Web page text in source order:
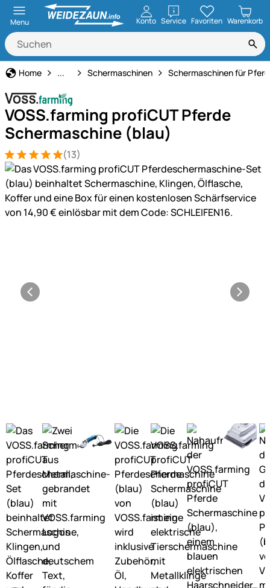
Menu Konto ServiceöffnenFavoriten Warenkorb
Home Technik für Haus & Hof
... Schermaschinen Schermaschinen für
VOSS.farming profiCUT Pferde
Schermaschine (blau)
Bewertung: 5 von 5 (13 Bewertungen)
13 Bewertungen
(13)
Produktgalerie